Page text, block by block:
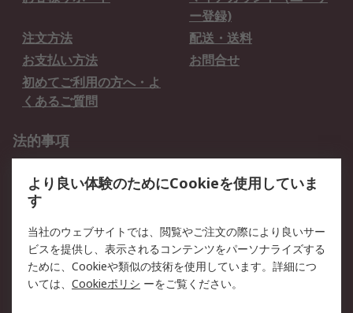
ー登録)
注文方法
配送・送料
お支払い方法
お問合せ
初めてご利用の方へ・よ
くあるご質問
法的事項
クッキーポリシー
RSについて
会社概要
採用情報
プレスリリース＆お知ら
コーポレートサイト
より良い体験のためにCookieを使用していま
す
当社のウェブサイトでは、閲覧やご注文の際により良いサー
ビスを提供し、表示されるコンテンツをパーソナライズする
ために、Cookieや類似の技術を使用しています。詳細につ
いては、 Cookieポリシ ーをご覧ください。